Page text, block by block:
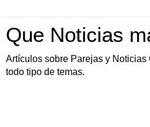
Que Noticias
Artículos sobre Parejas y
todo tipo de temas.